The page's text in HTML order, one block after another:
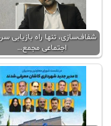
شفاف‌سازی، تنها راه بازیابی
اجتماعی مجمع…